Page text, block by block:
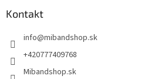
Kontakt
info@mibandshop.sk
+420777409768
Mibandshop.sk